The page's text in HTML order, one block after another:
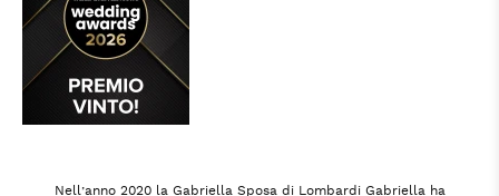
Nell’anno 2020 la Gabriella Sposa di Lombardi Gabriella ha